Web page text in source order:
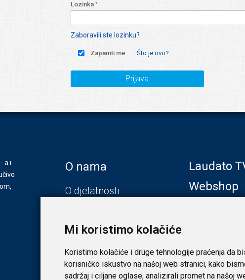
Mi koristimo kolačiće
Koristimo kolačiće i druge tehnologije praćenja da
korisničko iskustvo na našoj web stranici, kako
sadržaj i ciljane oglase, analizirali promet na našoj
Lozinka
Zaboravili ste lozinku?
Zapamti me Što je ovo?
Prijava
a i
O nama
O djelatnosti
Zadar
Laudato
Webshop